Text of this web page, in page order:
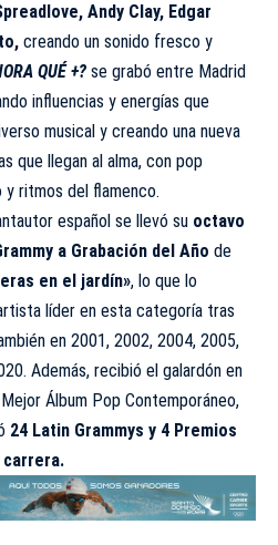
Andy Clay, Edgar
creando un sonido fresco y
QUÉ +? se grabó entre Madrid
influencias y energías que
musical y creando una nueva
que llegan al alma, con pop
ritmos del flamenco.
español se llevó su octavo
a Grabación del Año de
en el jardín», lo que lo
líder en esta categoría tras
en 2001, 2002, 2004, 2005,
Además, recibió el galardón en
Álbum Pop Contemporáneo,
24 Latin Grammys y 4 Premios
carrera.